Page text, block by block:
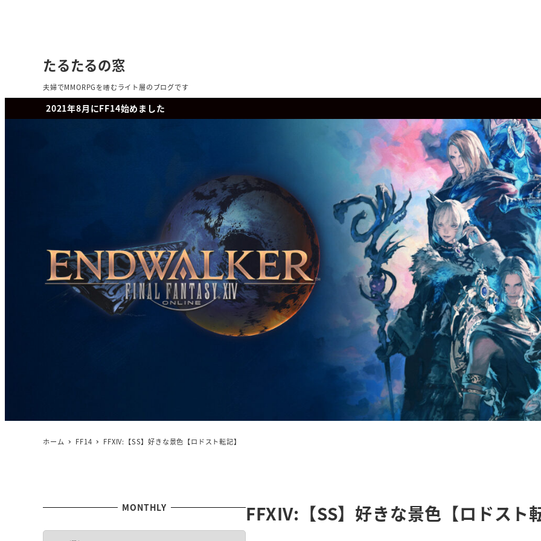
たるたるの窓
夫婦でMMORPGを嗜むライト層のブログです
2021年8月にFF14始めました
ホーム FF14 FFXIV:【SS】好きな景色【ロドスト転記】
FFXIV:【SS】好きな景色【ロドスト
MONTHLY